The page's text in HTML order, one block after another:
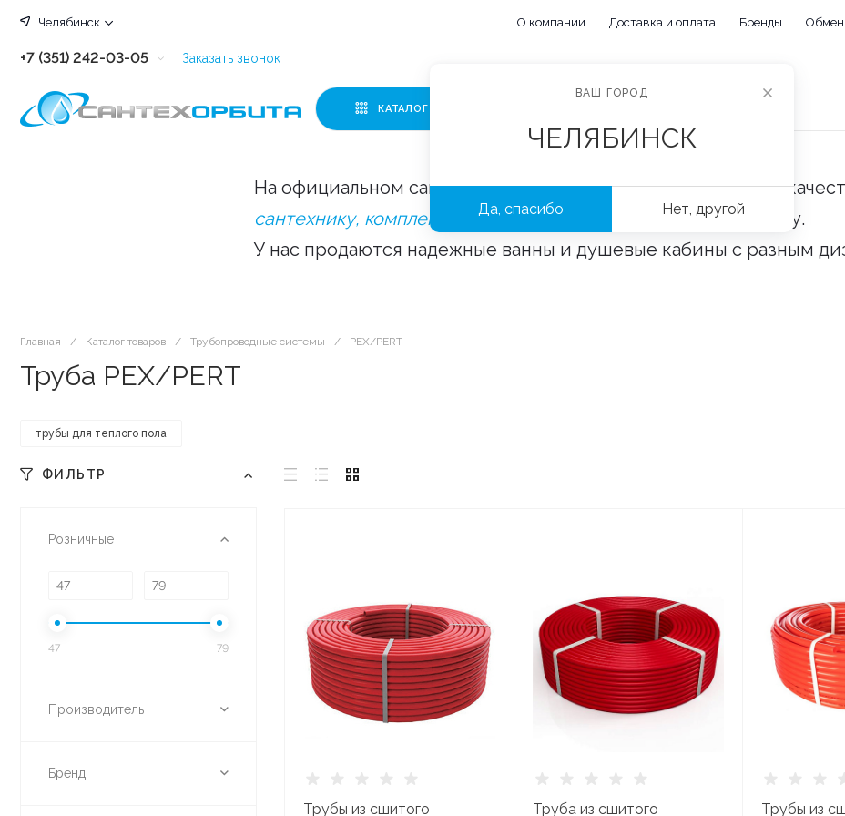
Челябинск О компании Доставка и оплата Бренды Обмен
+7 (351) 242-03-05
+7 (351) 242-03-63
Заказать звонок
КАТАЛОГ
На официальном сайте «Сантехорбита» вы можете купить
сантехнику, комплектующие и аксессуары
оптом и в розницу.
У нас продаются надежные ванны и душевые кабины с разным
Главная / Каталог товаров / Трубопроводные системы / PEX/PERT
Труба PEX/PERT
трубы для теплого пола
ФИЛЬТР
Розничные
47 79
Производитель
Бренд
Трубы из сшитого
Труба из сшитого
Трубы из
ВАШ ГОРОД
ЧЕЛЯБИНСК
Да, спасибо Нет, другой